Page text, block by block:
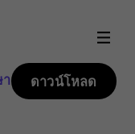
ดาวน์โหลด